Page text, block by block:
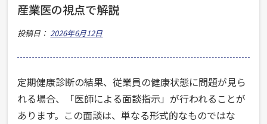
産業医の視点で解説
投稿日：2026年6月12日
定期健康診断の結果、従業員の健康状態に問題が見ら
れる場合、「医師による面談指示」が行われることが
あります。この面談は、単なる形式的なものではな